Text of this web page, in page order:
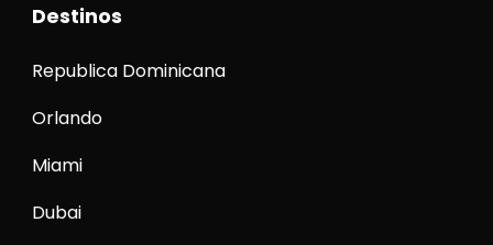
Destinos
Republica Dominicana
Orlando
Miami
Dubai